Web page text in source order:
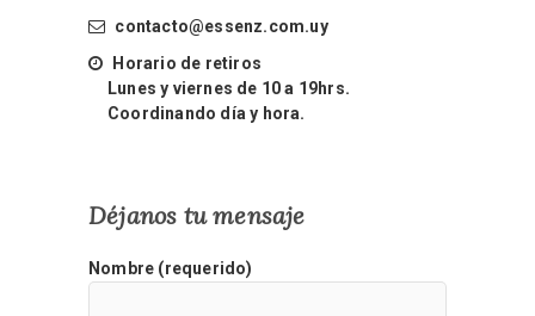
contacto@essenz.com.uy
Horario de retiros
Lunes y viernes de 10 a 19hrs.
Coordinando día y hora.
Déjanos tu mensaje
Nombre (requerido)